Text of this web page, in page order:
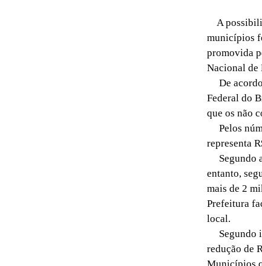
A
municípios
promovida
Nacional
De acordo
Federal do
que os não
Pelos
representa
Segundo
entanto,
mais de 2
Prefeitura
local.
Segundo
redução de